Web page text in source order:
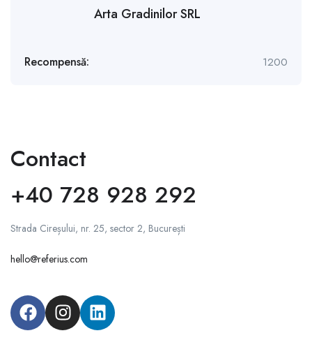
Arta Gradinilor SRL
Recompensă: 1200
Contact
+40 728 928 292
Strada Cireșului, nr. 25, sector 2, București
hello@referius.com